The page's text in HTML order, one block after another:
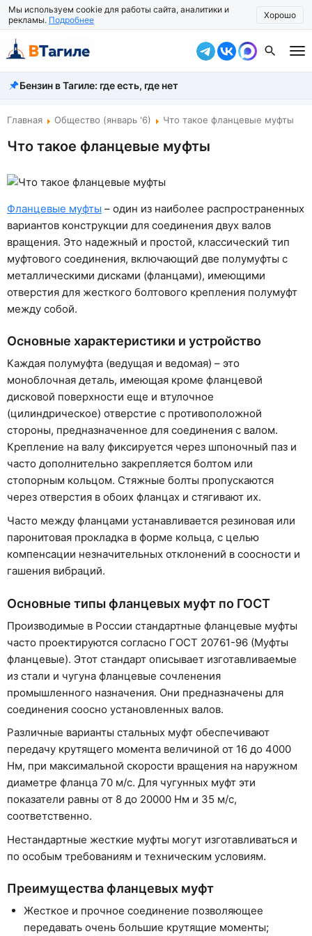
Мы используем cookie для работы сайта, аналитики и
рекламы. Подробнее Хорошо
Все новости
Происшествия
Город
Власть
Экономика
Общество
Рассказать новость
Бензин в Тагиле: где есть, где нет
Главная Общество (январь '6) Что такое фланцевые муфты
Что такое фланцевые муфты
Фланцевые муфты – один из наиболее распространенных
вариантов конструкции для соединения двух валов
вращения. Это надежный и простой, классический тип
муфтового соединения, включающий две полумуфты с
металлическими дисками (фланцами), имеющими
отверстия для жесткого болтового крепления полумуфт
между собой.
Основные характеристики и устройство
Каждая полумуфта (ведущая и ведомая) – это
моноблочная деталь, имеющая кроме фланцевой
дисковой поверхности еще и втулочное
(цилиндрическое) отверстие с противоположной
стороны, предназначенное для соединения с валом.
Крепление на валу фиксируется через шпоночный паз и
часто дополнительно закрепляется болтом или
стопорным кольцом. Стяжные болты пропускаются
через отверстия в обоих фланцах и стягивают их.
Часто между фланцами устанавливается резиновая или
паронитовая прокладка в форме кольца, с целью
компенсации незначительных отклонений в соосности и
гашения вибраций.
Основные типы фланцевых муфт по ГОСТ
Производимые в России стандартные фланцевые муфты
часто проектируются согласно ГОСТ 20761-96 (Муфты
фланцевые). Этот стандарт описывает изготавливаемые
из стали и чугуна фланцевые сочленения
промышленного назначения. Они предназначены для
соединения соосно установленных валов.
Различные варианты стальных муфт обеспечивают
передачу крутящего момента величиной от 16 до 4000
Нм, при максимальной скорости вращения на наружном
диаметре фланца 70 м/с. Для чугунных муфт эти
показатели равны от 8 до 20000 Нм и 35 м/с,
соответственно.
Нестандартные жесткие муфты могут изготавливаться и
по особым требованиям и техническим условиям.
Преимущества фланцевых муфт
Жесткое и прочное соединение позволяющее
передавать очень большие крутящие моменты;